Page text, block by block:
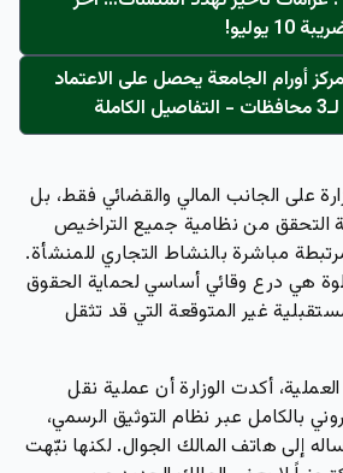
يوليو!
أورام الجامعة يحصل على الاعتماد
على الجانب المالي والقضائي فقط، بل
من نظامية جميع التراخيص
مباشرة بالنشاط التجاري للمنشأة.
هي درع وقائي أساسي لحماية الحقوق
غير المتوقعة التي قد تثقل
أكدت الوزارة أن عملية نقل
بالكامل عبر نظام التوثيق الرسمي،
إلى هاتف المالك الجوال. لكنها نبّهت